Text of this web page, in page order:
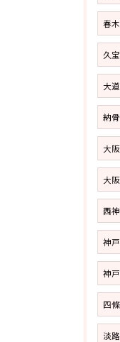
春
久
大
納
大
大
西
神
神
四
淡